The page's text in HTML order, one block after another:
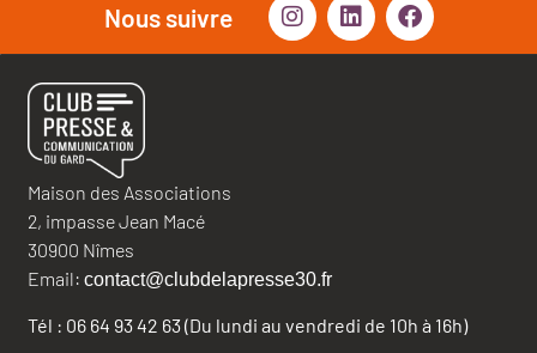
Nous suivre
Maison des Associations
2, impasse Jean Macé
30900 Nîmes
Email: contact@clubdelapresse30.fr
Tél : 06 64 93 42 63 (Du lundi au vendredi de 10h à 16h)